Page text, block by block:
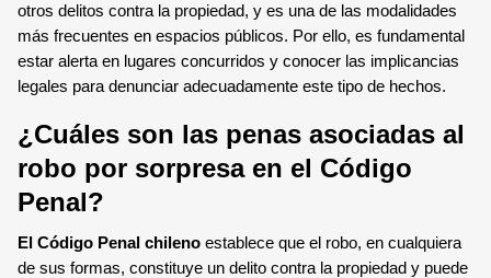
otros delitos contra la propiedad, y es una de las modalidades
más frecuentes en espacios públicos. Por ello, es fundamental
estar alerta en lugares concurridos y conocer las implicancias
legales para denunciar adecuadamente este tipo de hechos.
¿Cuáles son las penas asociadas al
robo por sorpresa en el Código
Penal?
El Código Penal chileno establece que el robo, en cualquiera
de sus formas, constituye un delito contra la propiedad y puede